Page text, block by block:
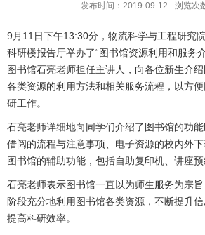
发布时间：2019-09-12 浏览次
9月11日下午13:30分，物流科学与工程研究
科研楼报告厅举办了“图书馆资源利用和服务
图书馆石亮老师担任主讲人，向各位新生介
各类资源的利用方法和相关服务流程，以方
研工作。
石亮老师详细地向同学们介绍了图书馆的功能
借阅的流程与注意事项、电子资源的校内外
图书馆的辅助功能，包括自助复印机、讲座预
石亮老师表示图书馆一直以为师生服务为宗
阶段充分地利用图书馆各类资源，不断提升
提高科研效率。